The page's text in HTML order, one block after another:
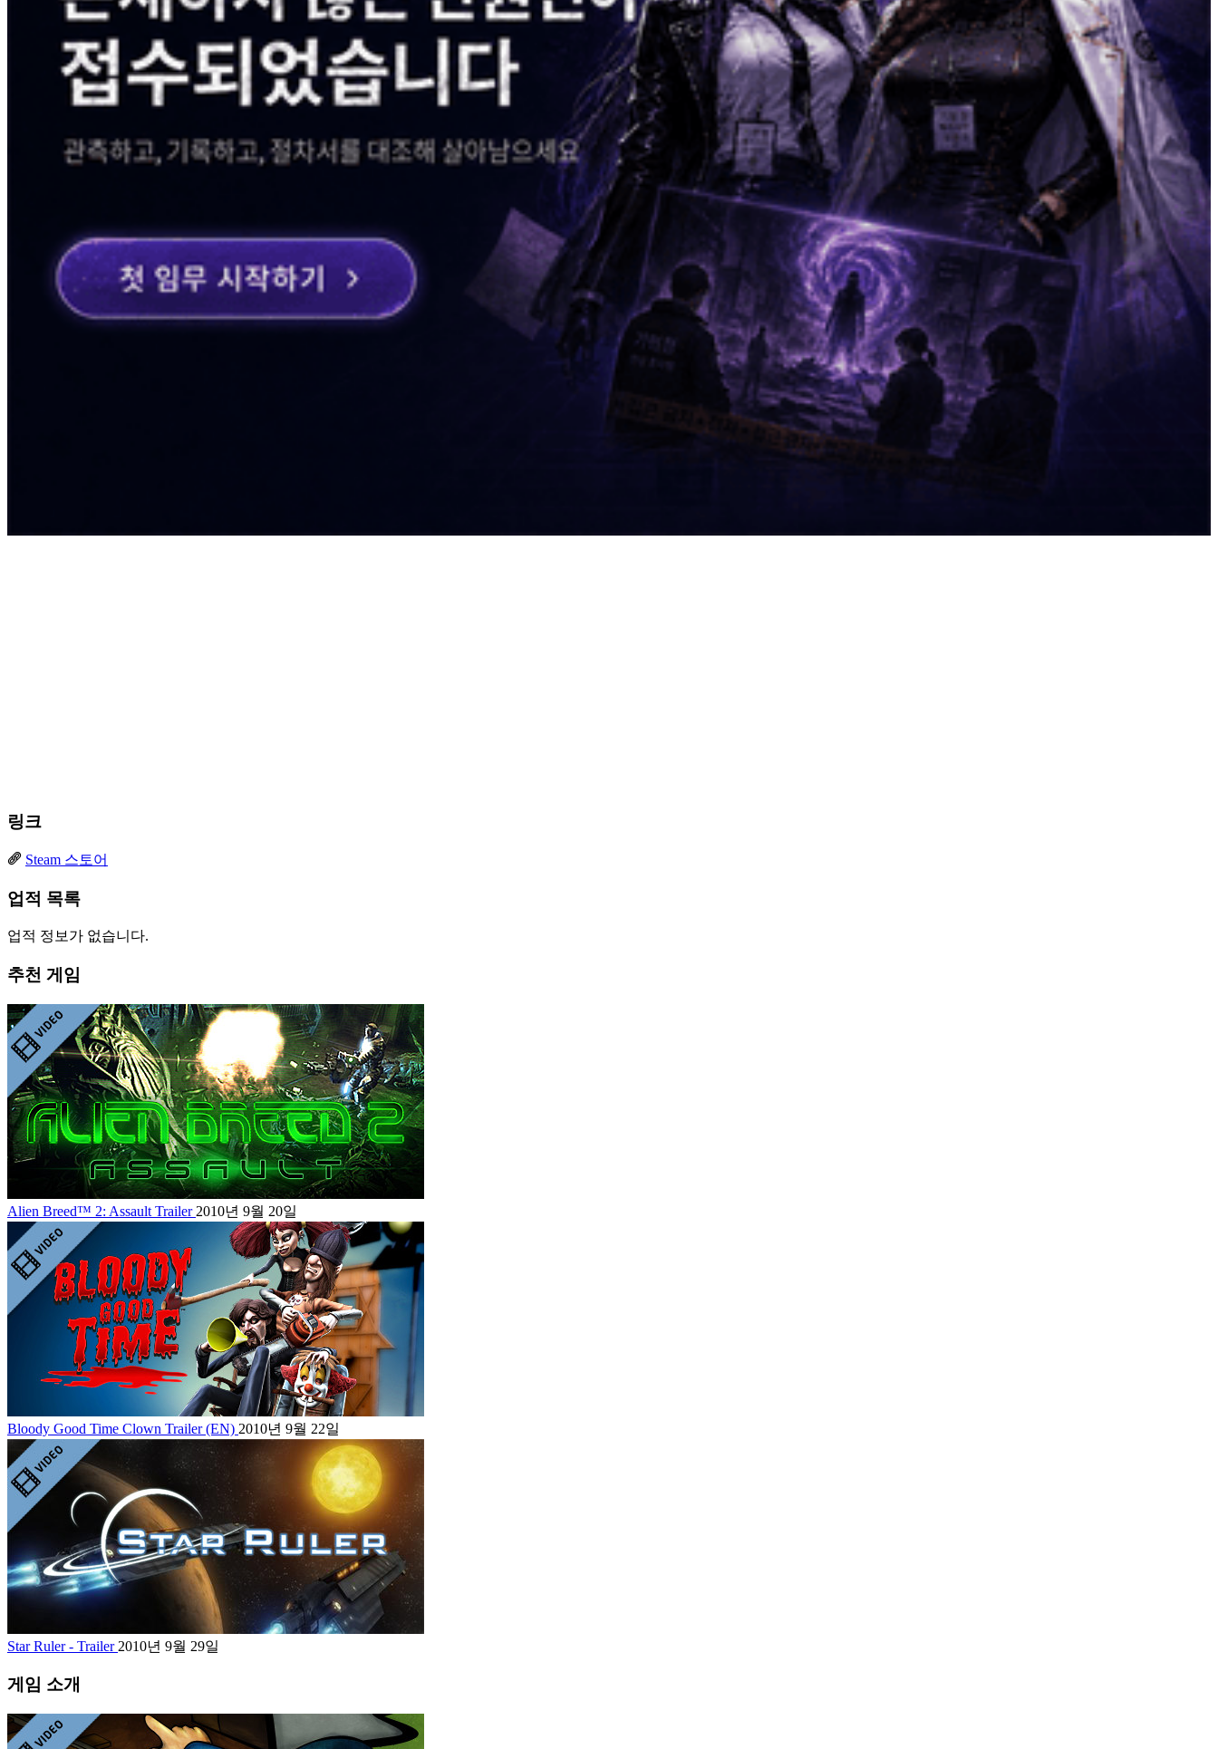
링크
Steam 스토어
업적 목록
업적 정보가 없습니다.
추천 게임
Alien Breed™ 2: Assault Trailer 2010년 9월 20일
Bloody Good Time Clown Trailer (EN) 2010년 9월 22일
Star Ruler - Trailer 2010년 9월 29일
게임 소개